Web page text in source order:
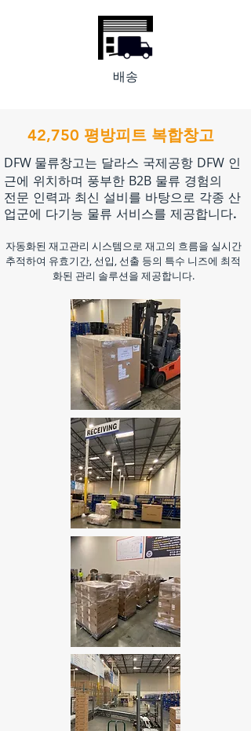
배송
42,750 평방피트 복합창고
DFW 물류창고는 달라스 국제공항 DFW 인
근에 위치하며 풍부한 B2B 물류 경험의
전문 인력과 최신 설비를 바탕으로 각종 산
업군에 다기능 물류 서비스를 제공합니다.
자동화된 재고관리 시스템으로 재고의 흐름을 실시간
추적하여 유효기간, 선입, 선출 등의 특수 니즈에 최적
화된 관리 솔루션을 제공합니다.